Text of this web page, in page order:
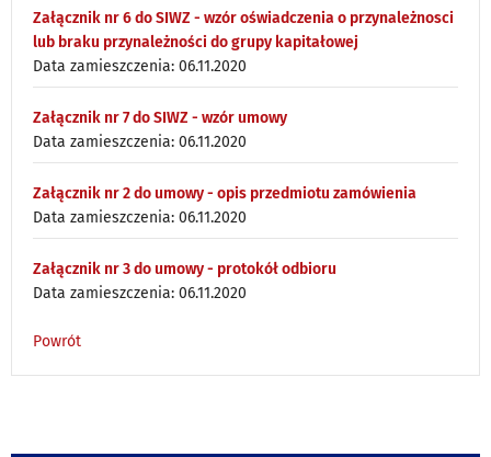
Załącznik nr 6 do SIWZ - wzór oświadczenia o przynależnosci
lub braku przynależności do grupy kapitałowej
Data zamieszczenia: 06.11.2020
Załącznik nr 7 do SIWZ - wzór umowy
Data zamieszczenia: 06.11.2020
Załącznik nr 2 do umowy - opis przedmiotu zamówienia
Data zamieszczenia: 06.11.2020
Załącznik nr 3 do umowy - protokół odbioru
Data zamieszczenia: 06.11.2020
Powrót